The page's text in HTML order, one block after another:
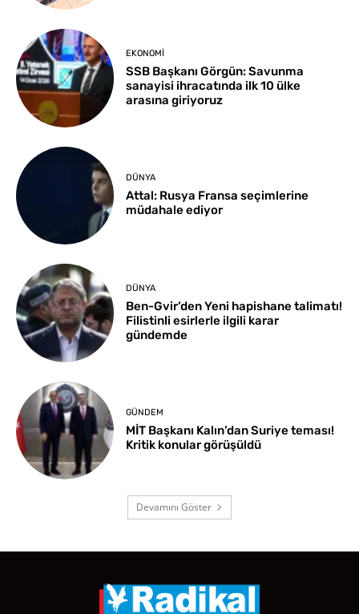
EKONOMI
SSB Başkanı Görgün: Savunma
sanayisi ihracatında ilk 10 ülke
arasına giriyoruz
DÜNYA
Attal: Rusya Fransa seçimlerine
müdahale ediyor
DÜNYA
Ben-Gvir’den Yeni hapishane talimatı!
Filistinli esirlerle ilgili karar
gündemde
GÜNDEM
MİT Başkanı Kalın’dan Suriye teması!
Kritik konular görüşüldü
Devamını Göster